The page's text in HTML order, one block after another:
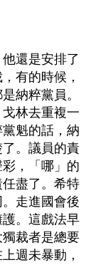
還是安排了
有的時候，
納粹黨員。
林去重複一
魁的話，納
。議員的責
，「哪」的
盡了。希特
走進國會後
。這戲法早
裁者是總要
週未暴動，